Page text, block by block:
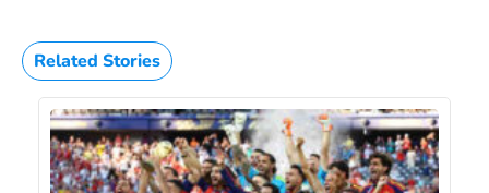
Related Stories